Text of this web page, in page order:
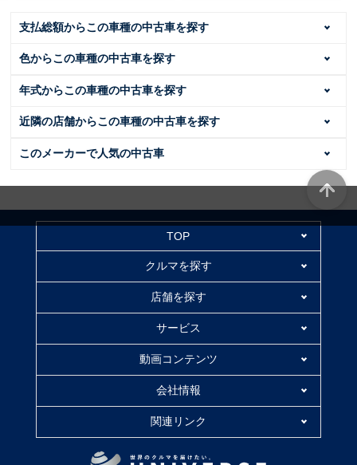
支払総額からこの車種の中古車を探す
色からこの車種の中古車を探す
年式からこの車種の中古車を探す
近隣の店舗からこの車種の中古車を探す
このメーカーで人気の中古車
TOP
クルマを探す
店舗を探す
サービス
動画コンテンツ
会社情報
関連リンク